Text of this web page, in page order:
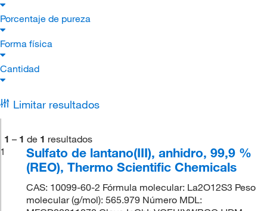
Porcentaje de pureza
Forma física
Cantidad
Limitar resultados
1 – 1 de 1 resultados
1
Sulfato de lantano(III), anhidro, 99,9 %
(REO), Thermo Scientific Chemicals
CAS: 10099-60-2 Fórmula molecular: La2O12S3 Peso
molecular (g/mol): 565.979 Número MDL: